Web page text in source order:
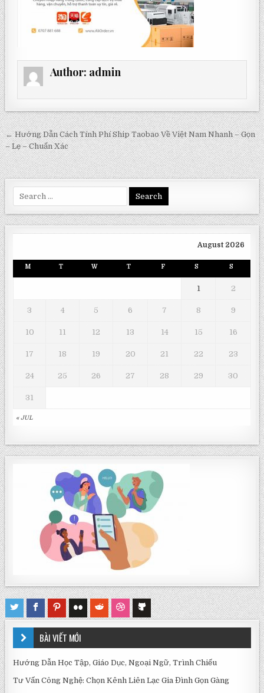
Author: admin
Post
navigation
← Hướng Dẫn Cách Tính Phí Ship Taobao Về Việt Nam Nhanh – Gọn
– Lẹ – Chuẩn Xác
August 2026
M T W T F S S
« JUL
1 2
3 4 5 6 7 8 9
10 11 12 13 14 15 16
17 18 19 20 21 22 23
24 25 26 27 28 29 30
31
BÀI VIẾT MỚI
Hướng Dẫn Học Tập, Giáo Dục, Ngoại Ngữ, Trình Chiếu
Tư Vấn Công Nghệ: Chọn Kênh Liên Lạc Gia Đình Gọn Gàng